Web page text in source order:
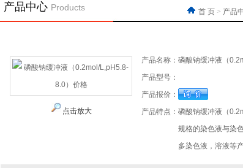
产品中心 Products 首 页 > 产品
点击放大
产品名称： 磷酸钠缓冲液（
产品型号：
产品报价：
产品特点： 磷酸钠缓冲液（
规格的染色液与染
多染色液，溶液等